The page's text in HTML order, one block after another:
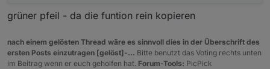
var cacheSelector =
grüner pfeil - da die funtion rein kopieren
nach einem gelösten Thread wäre es sinnvoll dies in der Überschrift des
ersten Posts einzutragen [gelöst]-... Bitte benutzt das Voting rechts unten
im Beitrag wenn er euch geholfen hat. Forum-Tools: PicPick